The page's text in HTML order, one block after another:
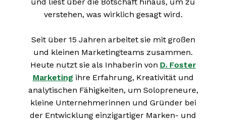
und liest über die Botschaft hinaus, um zu
verstehen, was wirklich gesagt wird.
Seit über 15 Jahren arbeitet sie mit großen
und kleinen Marketingteams zusammen.
Heute nutzt sie als Inhaberin von D. Foster
Marketing ihre Erfahrung, Kreativität und
analytischen Fähigkeiten, um Solopreneure,
kleine Unternehmerinnen und Gründer bei
der Entwicklung einzigartiger Marken- und